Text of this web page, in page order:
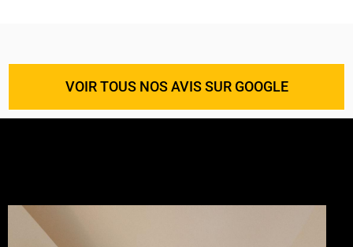
VOIR TOUS NOS AVIS SUR GOOGLE